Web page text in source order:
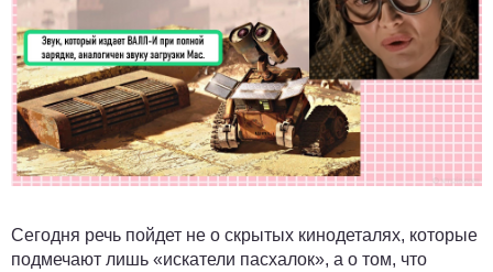
Сегодня речь пойдет не о скрытых кинодеталях, которые
подмечают лишь «искатели пасхалок», а о том, что